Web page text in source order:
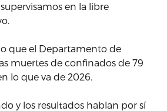
en la libre
que el Departamento de
muertes de confinados de 79
lo que va de 2026.
y los resultados hablan por sí